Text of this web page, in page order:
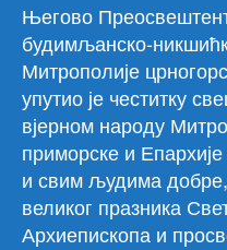
Његово
будимљанско-
Митрополије
упутио је честитку
вјерном народу
приморске и
и свим људима
великог празника
Архиепископа и